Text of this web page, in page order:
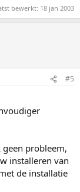
bewerkt: 18 jan 2003
#5
probleem,
installeren van
de installatie